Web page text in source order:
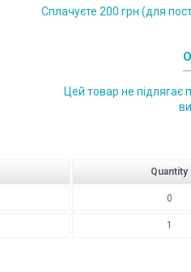
Сплачуєте 200 грн (для
Цей товар не
Quantity
0
1